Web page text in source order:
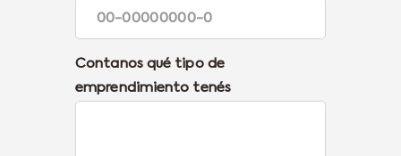
Contanos qué tipo de
emprendimiento tenés